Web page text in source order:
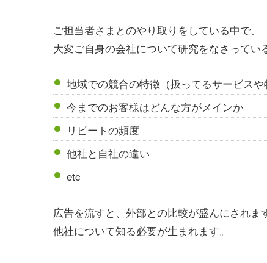
ご担当者さまとのやり取りをしている中で、
大変ご自身の会社について研究をなさってい
地域での競合の特徴（扱ってるサービスや
今までのお客様はどんな方がメインか
リピートの頻度
他社と自社の違い
etc
広告を流すと、外部との比較が盛んにされま
他社について知る必要が生まれます。